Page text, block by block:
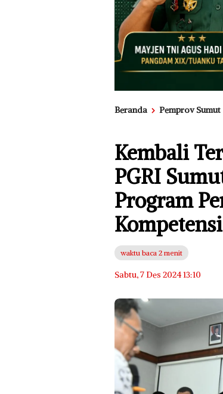
Beranda Pemprov Sumut
Kembali
PGRI
Program
waktu baca 2 menit
Sabtu, 7 Des 2024 13:10